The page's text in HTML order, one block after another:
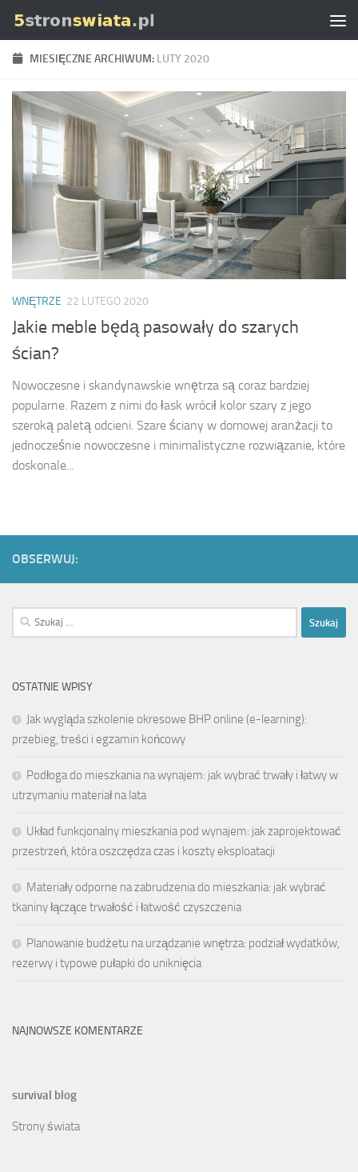
Skip to content
MIESIĘCZNE ARCHIWUM: LUTY 2020
WNĘTRZE 22 LUTEGO 2020
Jakie meble będą pasowały do szarych
ścian?
Nowoczesne i skandynawskie wnętrza są coraz bardziej
popularne. Razem z nimi do łask wrócił kolor szary z jego
szeroką paletą odcieni. Szare ściany w domowej aranżacji to
jednocześnie nowoczesne i minimalistyczne rozwiązanie, które
doskonale...
OBSERWUJ:
Szukaj:
OSTATNIE WPISY
Jak wygląda szkolenie okresowe BHP online (e-learning):
przebieg, treści i egzamin końcowy
Podłoga do mieszkania na wynajem: jak wybrać trwały i łatwy w
utrzymaniu materiał na lata
Układ funkcjonalny mieszkania pod wynajem: jak zaprojektować
przestrzeń, która oszczędza czas i koszty eksploatacji
Materiały odporne na zabrudzenia do mieszkania: jak wybrać
tkaniny łączące trwałość i łatwość czyszczenia
Planowanie budżetu na urządzanie wnętrza: podział wydatków,
rezerwy i typowe pułapki do uniknięcia
NAJNOWSZE KOMENTARZE
survival blog
Strony świata